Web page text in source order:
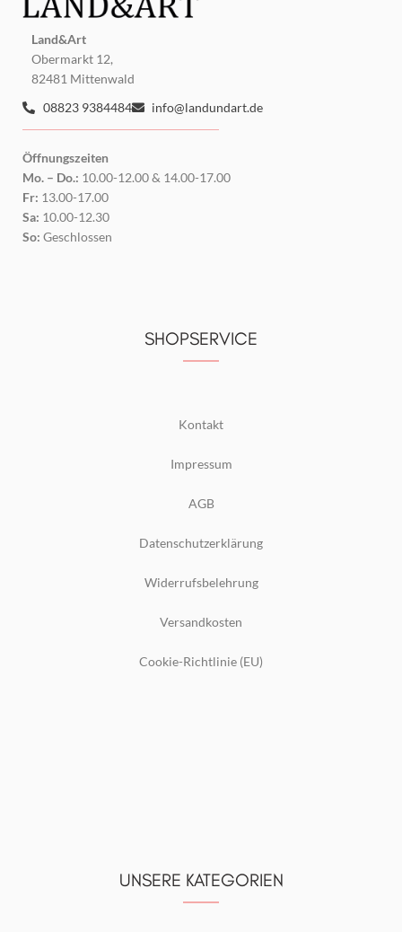
Land&Art
Obermarkt 12,
82481 Mittenwald
08823 9384484
info@landundart.de
Öffnungszeiten
Mo. – Do.: 10.00-12.00 & 14.00-17.00
Fr: 13.00-17.00
Sa: 10.00-12.30
So: Geschlossen
SHOPSERVICE
Kontakt
Impressum
AGB
Datenschutzerklärung
Widerrufsbelehrung
Versandkosten
Cookie-Richtlinie (EU)
UNSERE KATEGORIEN